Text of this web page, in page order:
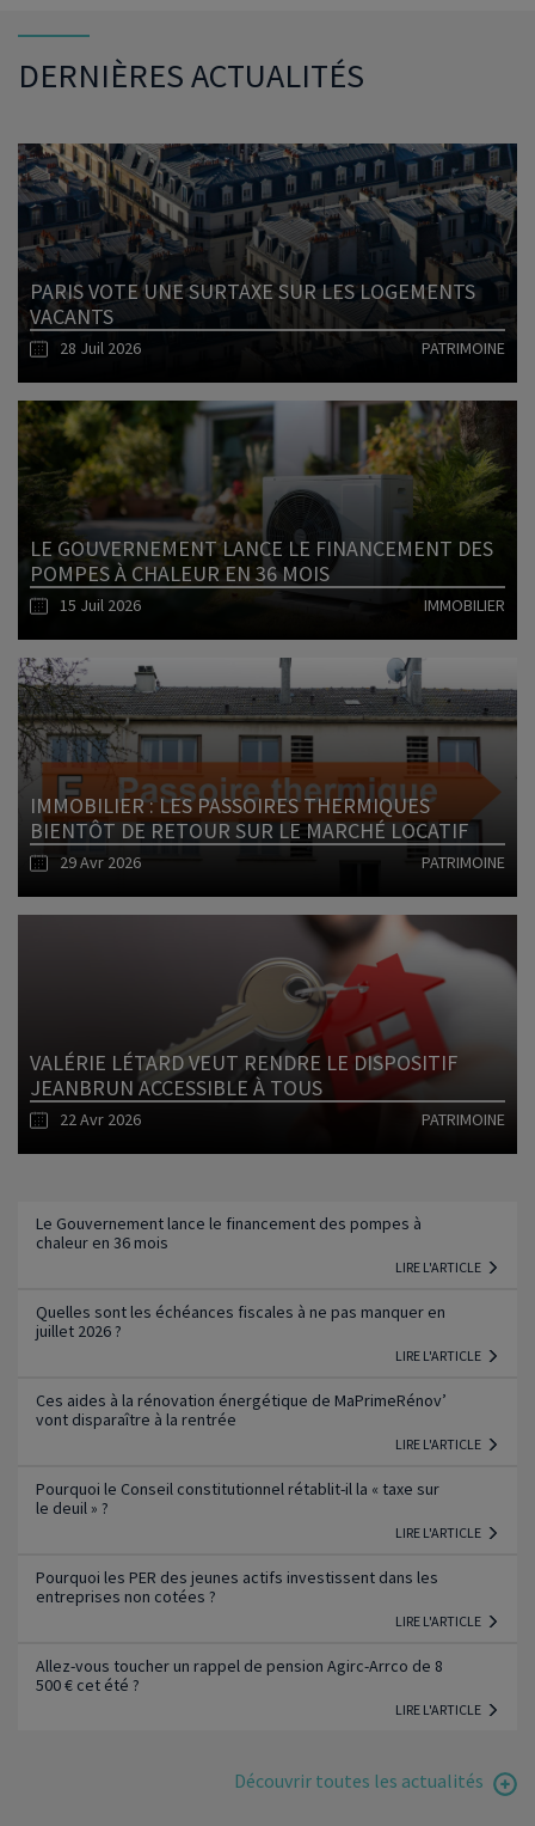
DERNIÈRES ACTUALITÉS
PARIS VOTE UNE SURTAXE SUR LES LOGEMENTS
VACANTS
28 Juil 2026 PATRIMOINE
Lire l'article
LE GOUVERNEMENT LANCE LE FINANCEMENT DES
POMPES À CHALEUR EN 36 MOIS
15 Juil 2026 IMMOBILIER
Lire l'article
IMMOBILIER : LES PASSOIRES THERMIQUES
BIENTÔT DE RETOUR SUR LE MARCHÉ LOCATIF
29 Avr 2026 PATRIMOINE
Lire l'article
VALÉRIE LÉTARD VEUT RENDRE LE DISPOSITIF
JEANBRUN ACCESSIBLE À TOUS
22 Avr 2026 PATRIMOINE
Le Gouvernement lance le financement des pompes à
chaleur en 36 mois
LIRE L'ARTICLE
Quelles sont les échéances fiscales à ne pas manquer en
juillet 2026 ?
LIRE L'ARTICLE
Ces aides à la rénovation énergétique de MaPrimeRénov’
vont disparaître à la rentrée
LIRE L'ARTICLE
Pourquoi le Conseil constitutionnel rétablit-il la « taxe sur
le deuil » ?
LIRE L'ARTICLE
Pourquoi les PER des jeunes actifs investissent dans les
entreprises non cotées ?
LIRE L'ARTICLE
Allez-vous toucher un rappel de pension Agirc-Arrco de 8
500 € cet été ?
LIRE L'ARTICLE
Découvrir toutes les actualités